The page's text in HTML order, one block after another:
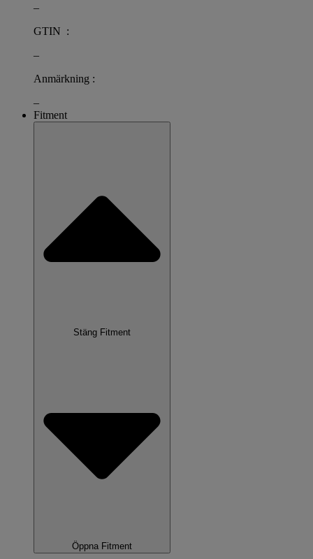
–
GTIN :
–
Anmärkning :
–
Fitment
Stäng Fitment
Öppna Fitment